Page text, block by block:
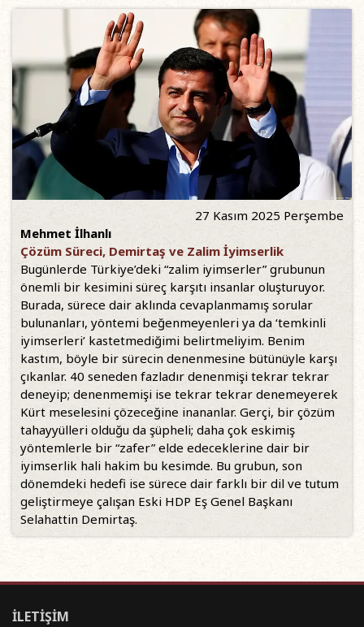
27 Kasım 2025 Perşembe
Mehmet İlhanlı
Çözüm Süreci, Demirtaş ve Zalim İyimserlik
Bugünlerde Türkiye’deki “zalim iyimserler” grubunun
önemli bir kesimini süreç karşıtı insanlar oluşturuyor.
Burada, sürece dair aklında cevaplanmamış sorular
bulunanları, yöntemi beğenmeyenleri ya da ‘temkinli
iyimserleri’ kastetmediğimi belirtmeliyim. Benim
kastım, böyle bir sürecin denenmesine bütünüyle karşı
çıkanlar. 40 seneden fazladır denenmişi tekrar tekrar
deneyip; denenmemişi ise tekrar tekrar denemeyerek
Kürt meselesini çözeceğine inananlar. Gerçi, bir çözüm
tahayyülleri olduğu da şüpheli; daha çok eskimiş
yöntemlerle bir “zafer” elde edeceklerine dair bir
iyimserlik hali hakim bu kesimde. Bu grubun, son
dönemdeki hedefi ise sürece dair farklı bir dil ve tutum
geliştirmeye çalışan Eski HDP Eş Genel Başkanı
Selahattin Demirtaş.
İLETİŞİM